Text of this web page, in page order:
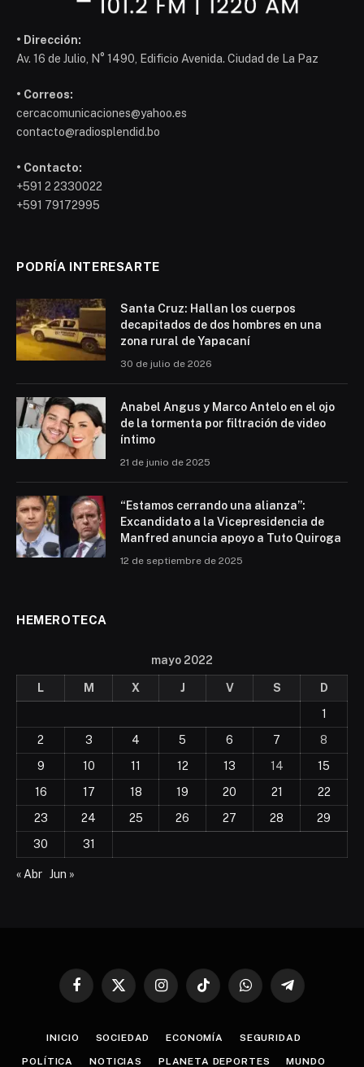
• Dirección:
Av. 16 de Julio, N° 1490, Edificio Avenida. Ciudad de La Paz
• Correos:
cercacomunicaciones@yahoo.es
contacto@radiosplendid.bo
• Contacto:
+591 2 2330022
+591 79172995
PODRÍA INTERESARTE
Santa Cruz: Hallan los cuerpos
decapitados de dos hombres en una
zona rural de Yapacaní
30 de julio de 2026
Anabel Angus y Marco Antelo en el ojo
de la tormenta por filtración de video
íntimo
21 de junio de 2025
“Estamos cerrando una alianza”:
Excandidato a la Vicepresidencia de
Manfred anuncia apoyo a Tuto Quiroga
12 de septiembre de 2025
HEMEROTECA
mayo 2022
L M X J V S
D
1
2
3 4 5 6 7
8
9
10 11 12 13 14
15
16
17 18 19 20 21
22
23
24 25 26 27 28
29
30
31
« Abr Jun »
Facebook
X
InstagramTikTok WhatsAppTelegram
INICIO SOCIEDAD ECONOMÍA SEGURIDAD
POLÍTICA NOTICIAS PLANETA DEPORTES MUNDO